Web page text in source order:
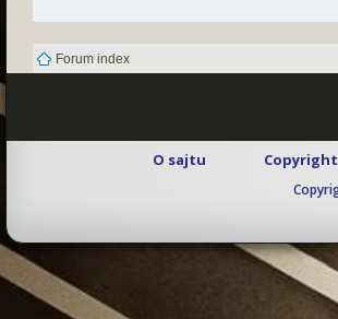
Forum index
O sajtu Copyright